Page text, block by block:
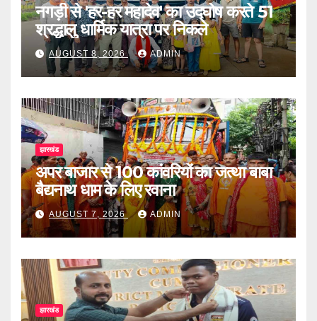
नगड़ी से 'हर-हर महादेव' का उद्घोष करते 51
श्रद्धालु धार्मिक यात्रा पर निकले
AUGUST 8, 2026 ADMIN
झारखंड
अपर बाजार से 100 कांवरियों का जत्था बाबा
बैद्यनाथ धाम के लिए रवाना
AUGUST 7, 2026 ADMIN
झारखंड